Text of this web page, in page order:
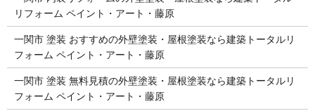
リフォーム ペイント・アート・藤原
一関市 塗装 おすすめの外壁塗装・屋根塗装なら建築トータルリ
フォーム ペイント・アート・藤原
一関市 塗装 無料見積の外壁塗装・屋根塗装なら建築トータルリ
フォーム ペイント・アート・藤原